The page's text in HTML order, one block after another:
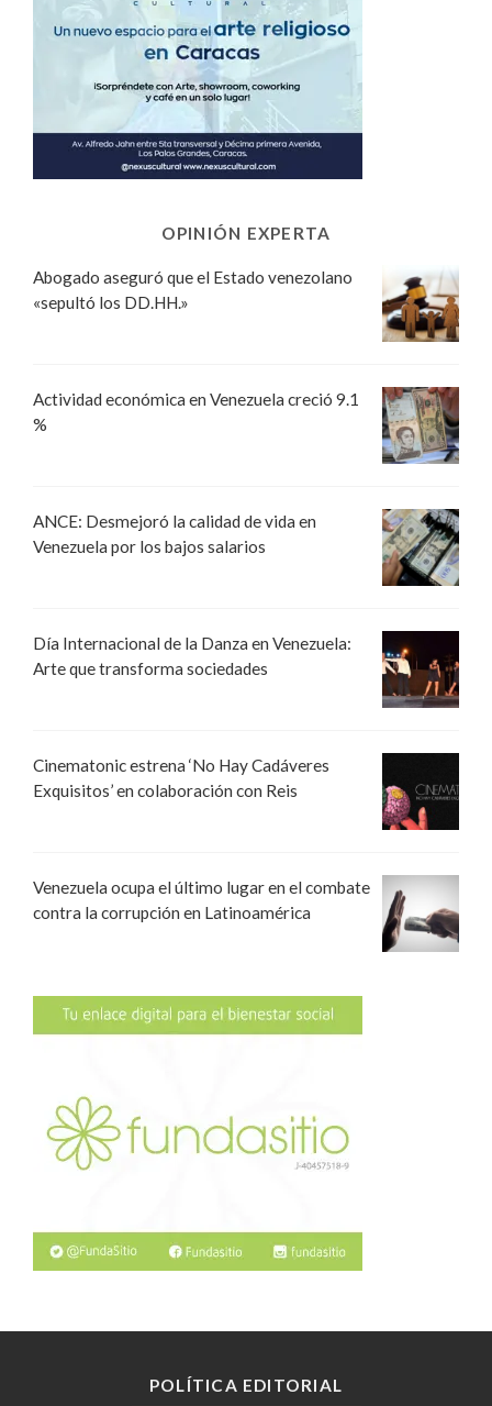
OPINIÓN EXPERTA
Abogado aseguró que el Estado venezolano
«sepultó los DD.HH.»
Actividad económica en Venezuela creció 9.1
%
ANCE: Desmejoró la calidad de vida en
Venezuela por los bajos salarios
Día Internacional de la Danza en Venezuela:
Arte que transforma sociedades
Cinematonic estrena ‘No Hay Cadáveres
Exquisitos’ en colaboración con Reis
Venezuela ocupa el último lugar en el combate
contra la corrupción en Latinoamérica
POLÍTICA EDITORIAL